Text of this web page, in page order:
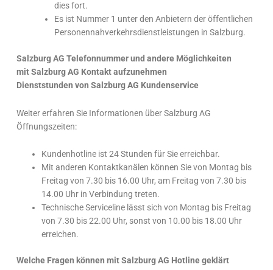
dies fort.
Es ist Nummer 1 unter den Anbietern der öffentlichen
Personennahverkehrsdienstleistungen in Salzburg.
Salzburg AG Telefonnummerund andere Möglichkeiten
mitSalzburg AG Kontaktaufzunehmen
Dienststunden von Salzburg AG Kundenservice
Weiter erfahren Sie Informationen über Salzburg AG
Öffnungszeiten:
Kundenhotline ist 24 Stunden für Sie erreichbar.
Mit anderen Kontaktkanälen können Sie von Montag bis
Freitag von 7.30 bis 16.00 Uhr, am Freitag von 7.30 bis
14.00 Uhr in Verbindung treten.
Technische Serviceline lässt sich von Montag bis Freitag
von 7.30 bis 22.00 Uhr, sonst von 10.00 bis 18.00 Uhr
erreichen.
Welche Fragen können mit Salzburg AG Hotlinegeklärt